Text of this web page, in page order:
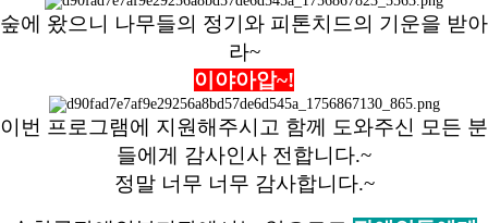
숲에 왔으니 나무들의 정기와 피톤치드의 기운을 받아
라~
이야아압~!
이번 프로그램에 지원해주시고 함께 도와주신 모든 분
들에게 감사인사 전합니다.~
정말 너무 너무 감사합니다.~